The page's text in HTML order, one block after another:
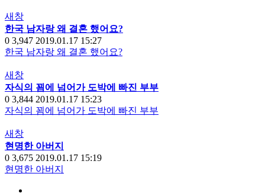
새창
한국 남자랑 왜 결혼 했어요?
0 3,947 2019.01.17 15:27
한국 남자랑 왜 결혼 했어요?
새창
자식의 꾐에 넘어가 도박에 빠진 부부
0 3,844 2019.01.17 15:23
자식의 꾐에 넘어가 도박에 빠진 부부
새창
현명한 아버지
0 3,675 2019.01.17 15:19
현명한 아버지